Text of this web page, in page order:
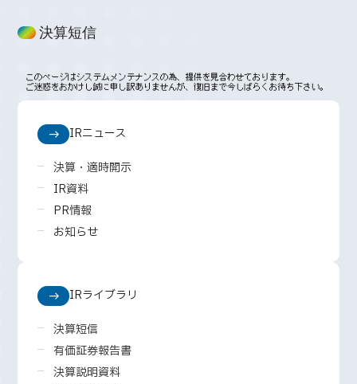
決算短信
IRニュース
決算・適時開示
IR資料
PR情報
お知らせ
IRライブラリ
決算短信
有価証券報告書
決算説明資料